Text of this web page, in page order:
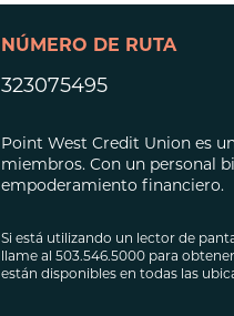
Préstamos
Préstamos para
NÚMERO DE RUTA
323075495
Point West Credit Union es
miembros. Con un personal
empoderamiento financiero.
Si está utilizando un lector de
llame al 503.546.5000 para
están disponibles en todas las